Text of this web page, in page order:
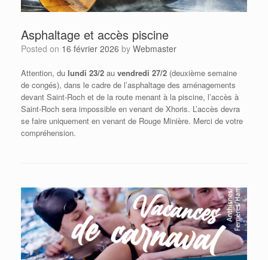
Asphaltage et accès piscine
Posted on 16 février 2026 by Webmaster
Attention, du lundi 23/2 au vendredi 27/2 (deuxième semaine
de congés), dans le cadre de l’asphaltage des aménagements
devant Saint-Roch et de la route menant à la piscine, l’accès à
Saint-Roch sera impossible en venant de Xhoris. L’accès devra
se faire uniquement en venant de Rouge Minière. Merci de votre
compréhension.